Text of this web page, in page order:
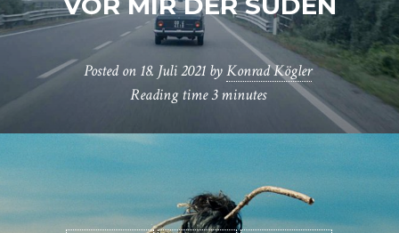
Posted on 18. Juli 2021 byKonrad Kögler
Reading time3 minutes